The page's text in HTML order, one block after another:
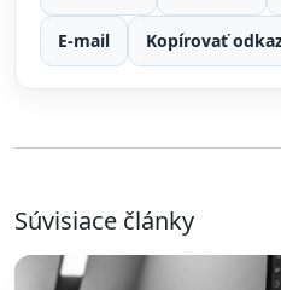
E-mail Kopírovať
Súvisiace články